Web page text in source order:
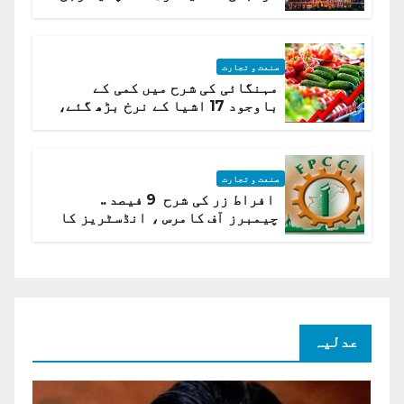
صنعت و تجارت
مہنگائی کی شرح میں کمی کے
باوجود 17 اشیا کے نرخ بڑھ گئے،
صنعت و تجارت
افراط زر کی شرح 9 فیصد ..
چیمبرز آف کامرس ، انڈسٹریز کا
عدلیہ